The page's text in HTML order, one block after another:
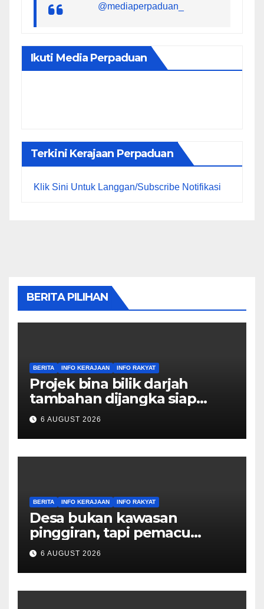
@mediaperpaduan_
Ikuti Media Perpaduan
Terkini Kerajaan Perpaduan
Klik Sini Untuk Langgan/Subscribe Notifikasi
BERITA PILIHAN
BERITA INFO KERAJAAN INFO RAKYAT
Projek bina bilik darjah
tambahan dijangka siap
Disember ini – Ahmad Maslan
6 AUGUST 2026
BERITA INFO KERAJAAN INFO RAKYAT
Desa bukan kawasan
pinggiran, tapi pemacu
ekonomi negara – Zahid
Hamidi
6 AUGUST 2026